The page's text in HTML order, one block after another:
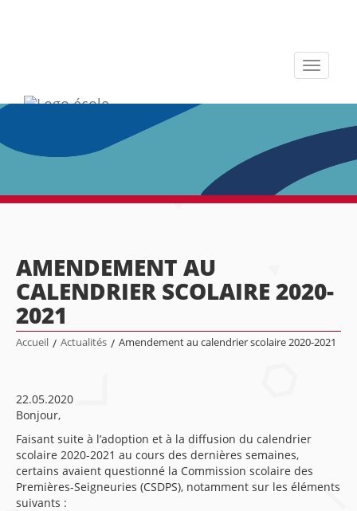
Toggle
AMENDEMENT AU
CALENDRIER SCOLAIRE 2020-
2021
Accueil / Actualités / Amendement au calendrier scolaire 2020-2021
22.05.2020
Bonjour,
Faisant suite à l’adoption et à la diffusion du calendrier
scolaire 2020-2021 au cours des dernières semaines,
certains avaient questionné la Commission scolaire des
Premières-Seigneuries (CSDPS), notamment sur les éléments
suivants :